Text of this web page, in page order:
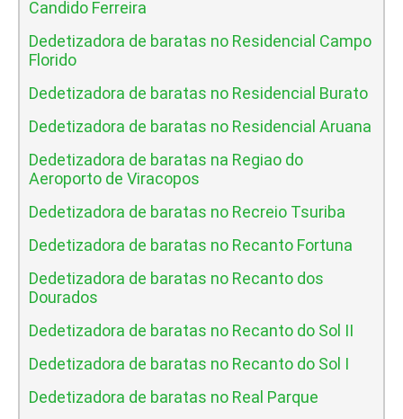
Candido Ferreira
Dedetizadora de baratas no Residencial Campo
Florido
Dedetizadora de baratas no Residencial Burato
Dedetizadora de baratas no Residencial Aruana
Dedetizadora de baratas na Regiao do
Aeroporto de Viracopos
Dedetizadora de baratas no Recreio Tsuriba
Dedetizadora de baratas no Recanto Fortuna
Dedetizadora de baratas no Recanto dos
Dourados
Dedetizadora de baratas no Recanto do Sol II
Dedetizadora de baratas no Recanto do Sol I
Dedetizadora de baratas no Real Parque